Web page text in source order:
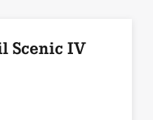
Scenic IV